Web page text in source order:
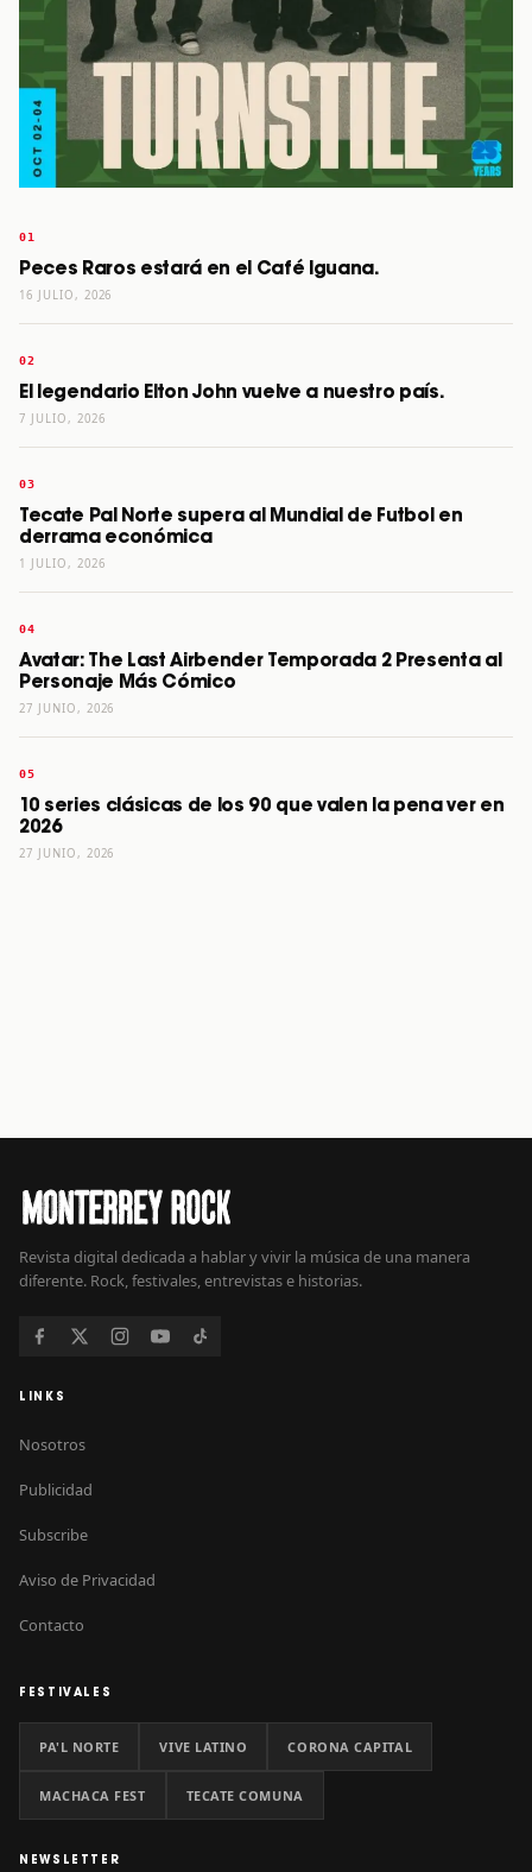
Peces Raros estará en el Café Iguana.
16 JULIO, 2026
El legendario Elton John vuelve a nuestro país.
7 JULIO, 2026
Tecate Pal Norte supera al Mundial de Futbol en
derrama económica
1 JULIO, 2026
Avatar: The Last Airbender Temporada 2 Presenta al
Personaje Más Cómico
27 JUNIO, 2026
10 series clásicas de los 90 que valen la pena ver en
2026
27 JUNIO, 2026
Revista digital dedicada a hablar y vivir la música de una manera
diferente. Rock, festivales, entrevistas e historias.
LINKS
Nosotros
Publicidad
Subscribe
Aviso de Privacidad
Contacto
FESTIVALES
PA'L NORTE VIVE LATINO CORONA CAPITAL
MACHACA FEST TECATE COMUNA
NEWSLETTER